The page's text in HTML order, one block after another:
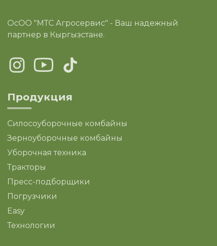
ОсОО "МТС Агросервис" - Ваш надежный
партнер в Кыргызстане.
Продукция
Силосоуборочные комбайны
Зерноуборочные комбайны
Уборочная техника
Тракторы
Пресс-подборщики
Погрузчики
Easy
Технологии